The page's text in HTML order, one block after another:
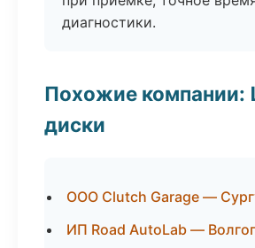
диагностики.
Похожие
диски
ООО Clutch Garage —
ИП Road AutoLab —